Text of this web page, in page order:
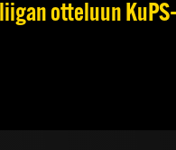
otteluun